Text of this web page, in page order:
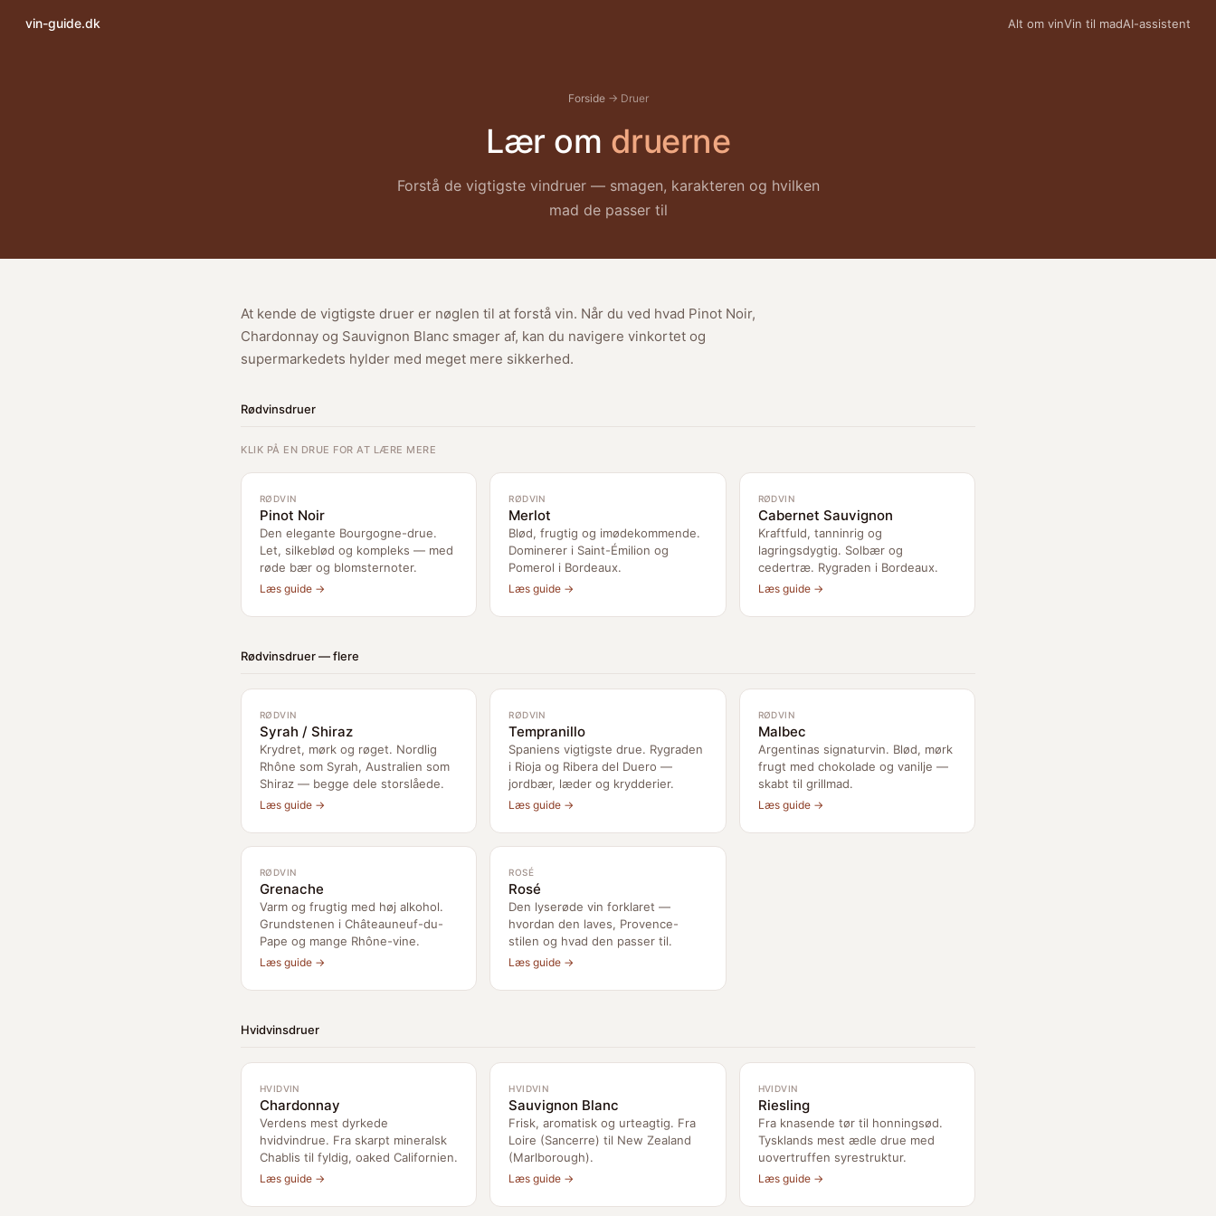
vin-guide.dk Alt om vinVin til madAI-assistent
Forside→ Druer
Lær om druerne
Forstå de vigtigste vindruer — smagen, karakteren og hvilken
mad de passer til
At kende de vigtigste druer er nøglen til at forstå vin. Når du ved hvad Pinot Noir,
Chardonnay og Sauvignon Blanc smager af, kan du navigere vinkortet og
supermarkedets hylder med meget mere sikkerhed.
Rødvinsdruer
KLIK PÅ EN DRUE FOR AT LÆRE MERE
RØDVIN
Pinot Noir
Den elegante Bourgogne-drue.
Let, silkeblød og kompleks — med
røde bær og blomsternoter.
Læs guide →
RØDVIN
Merlot
Blød, frugtig og imødekommende.
Dominerer i Saint-Émilion og
Pomerol i Bordeaux.
Læs guide →
RØDVIN
Cabernet Sauvignon
Kraftfuld, tanninrig og
lagringsdygtig. Solbær og
cedertræ. Rygraden i Bordeaux.
Læs guide →
Rødvinsdruer — flere
RØDVIN
Syrah / Shiraz
Krydret, mørk og røget. Nordlig
Rhône som Syrah, Australien som
Shiraz — begge dele storslåede.
Læs guide →
RØDVIN
Tempranillo
Spaniens vigtigste drue. Rygraden
i Rioja og Ribera del Duero —
jordbær, læder og krydderier.
Læs guide →
RØDVIN
Malbec
Argentinas signaturvin. Blød, mørk
frugt med chokolade og vanilje —
skabt til grillmad.
Læs guide →
RØDVIN
Grenache
Varm og frugtig med høj alkohol.
Grundstenen i Châteauneuf-du-
Pape og mange Rhône-vine.
Læs guide →
ROSÉ
Rosé
Den lyserøde vin forklaret —
hvordan den laves, Provence-
stilen og hvad den passer til.
Læs guide →
Hvidvinsdruer
HVIDVIN
Chardonnay
Verdens mest dyrkede
hvidvindrue. Fra skarpt mineralsk
Chablis til fyldig, oaked Californien.
Læs guide →
HVIDVIN
Sauvignon Blanc
Frisk, aromatisk og urteagtig. Fra
Loire (Sancerre) til New Zealand
(Marlborough).
Læs guide →
HVIDVIN
Riesling
Fra knasende tør til honningsød.
Tysklands mest ædle drue med
uovertruffen syrestruktur.
Læs guide →